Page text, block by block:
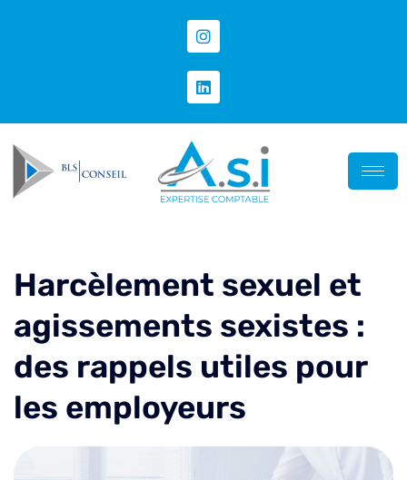
Harcèlement sexuel et
agissements sexistes :
des rappels utiles pour
les employeurs